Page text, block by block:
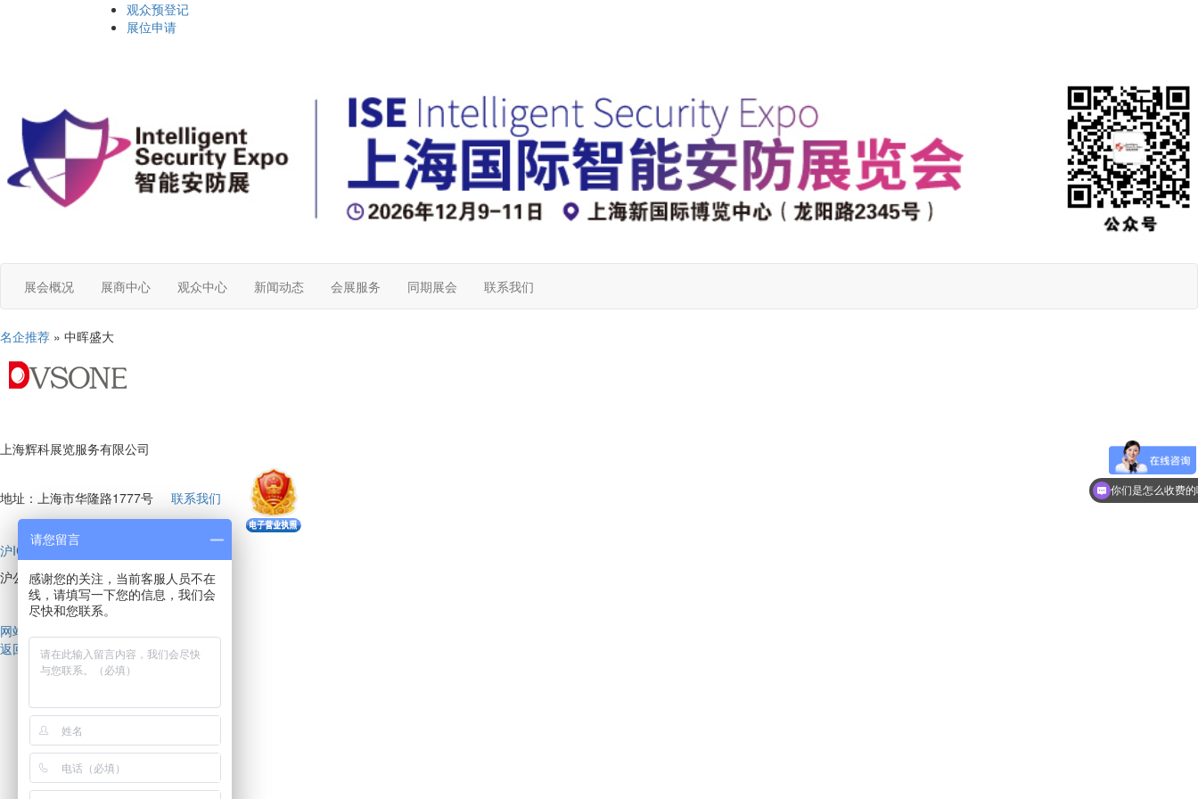
观众预登记
展位申请
展会概况 展商中心 观众中心 新闻动态 会展服务 同期展会 联系我们
名企推荐 » 中晖盛大
上海辉科展览服务有限公司
地址：上海市华隆路1777号 联系我们
沪ICP备17008151号-12
沪公网安备 31011802004098号
网站建设
返回顶部
你们是怎么收费
请您留言
感谢您的关注，当前客服人员不在
线，请填写一下您的信息，我们会
尽快和您联系。